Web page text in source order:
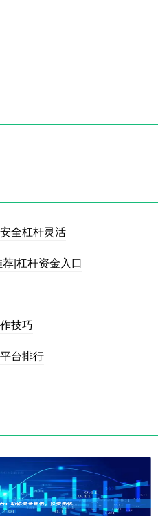
全杠杆灵活
|杠杆资金入口
技巧
台排行